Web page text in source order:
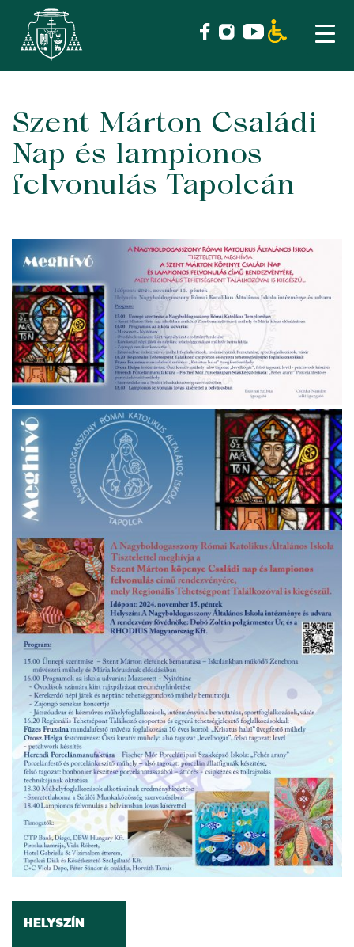
Skip
content
Szent Márton Családi
Nap és lampionos
felvonulás Tapolcán
HELYSZÍN